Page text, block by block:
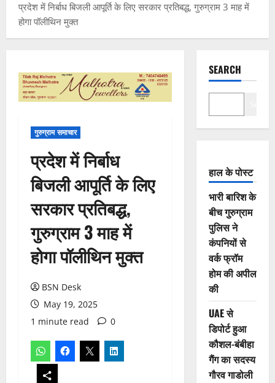
प्रदेश में निर्बाध बिजली आपूर्ति के लिए सरकार प्रतिबद्ध, गुरुग्राम 3 माह में
होगा पॉलीथिन मुक्त
गुरुग्राम समाचार
प्रदेश में निर्बाध
बिजली आपूर्ति के लिए
सरकार प्रतिबद्ध,
गुरुग्राम 3 माह में
होगा पॉलीथिन मुक्त
BSN Desk
May 19, 2025
1 minute read
0
SEARCH
हाल के पोस्ट
भारी बारिश के
बीच गुरुग्राम
पुलिस ने
कंपनियों से
वर्क फ्रॉम
होम की अपील
की
UAE से
डिपोर्ट हुआ
कौशल-बंबीहा
गैंग का सदस्य
गौरव गाडोली